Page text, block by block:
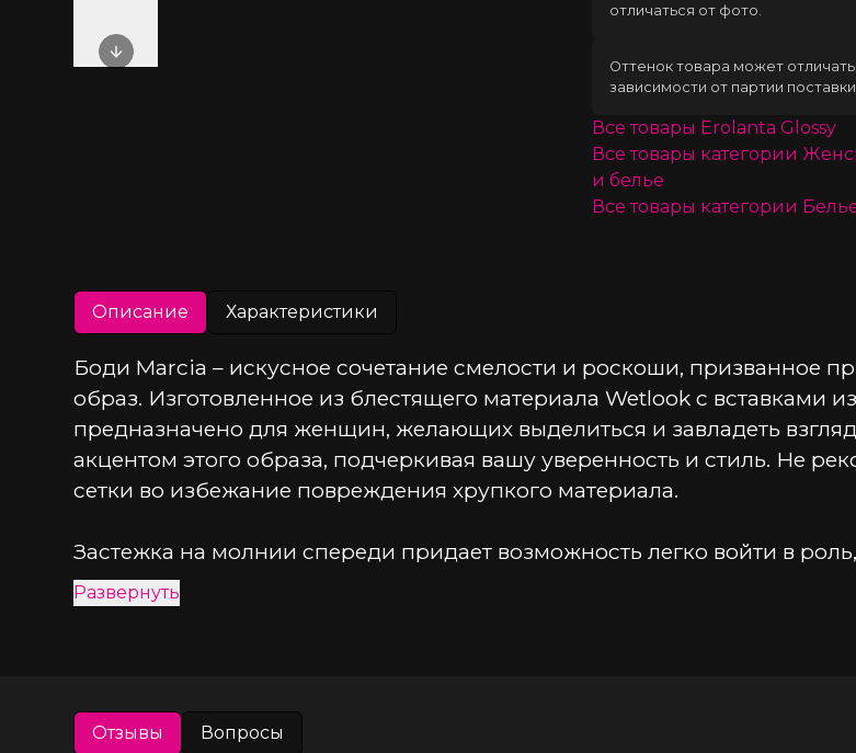
Next slide
отличаться от фото.
Оттенок товара может
зависимости от партии поставки.
Все товары Erolanta Glossy
Все товары категории
и белье
Все товары категории
Описание Характеристики
Боди Marcia – искусное сочетание смелости и роскоши, призванное
образ. Изготовленное из блестящего материала Wetlook с вставками
предназначено для женщин, желающих выделиться и завладеть
акцентом этого образа, подчеркивая вашу уверенность и стиль. Не
сетки во избежание повреждения хрупкого материала.
Застежка на молнии спереди придает возможность легко войти в
добавляя игривости и страсти. Эффект лаковой кожи создает
взгляды и оставляет незабываемое впечатление.
Готовы погрузиться в мир сексуальной изысканности? Позвольте
Развернуть
Отзывы Вопросы